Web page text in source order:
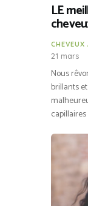
LE
CHEVEUX
21 mars
Nous
brillants